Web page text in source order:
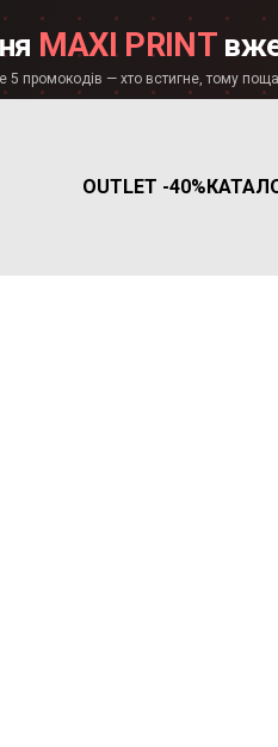
MAXI PRINT
промокодів — хто встигне, тому
OUTLET -40%